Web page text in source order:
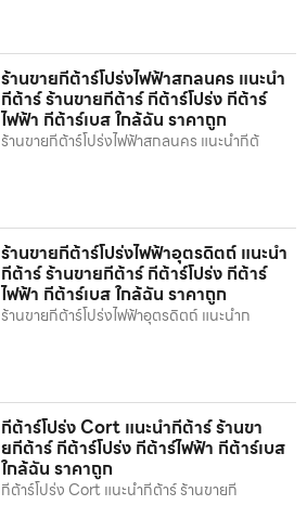
ร้านขายกีต้าร์โปร่งไฟฟ้าสกลนคร แนะนำ
กีต้าร์ ร้านขายกีต้าร์ กีต้าร์โปร่ง กีต้าร์
ไฟฟ้า กีต้าร์เบส ใกล้ฉัน ราคาถูก
ร้านขายกีต้าร์โปร่งไฟฟ้าสกลนคร แนะนำกีต้
ร้านขายกีต้าร์โปร่งไฟฟ้าอุตรดิตถ์ แนะนำ
กีต้าร์ ร้านขายกีต้าร์ กีต้าร์โปร่ง กีต้าร์
ไฟฟ้า กีต้าร์เบส ใกล้ฉัน ราคาถูก
ร้านขายกีต้าร์โปร่งไฟฟ้าอุตรดิตถ์ แนะนำก
กีต้าร์โปร่ง Cort แนะนำกีต้าร์ ร้านขา
ยกีต้าร์ กีต้าร์โปร่ง กีต้าร์ไฟฟ้า กีต้าร์เบส
ใกล้ฉัน ราคาถูก
กีต้าร์โปร่ง Cort แนะนำกีต้าร์ ร้านขายกี